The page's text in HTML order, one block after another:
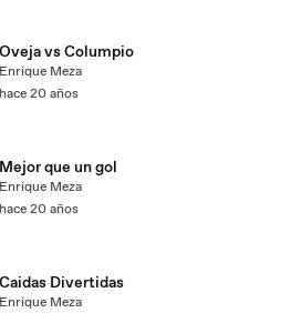
Oveja vs Columpio
Enrique Meza
hace 20 años
Mejor que un gol
Enrique Meza
hace 20 años
Caidas Divertidas
Enrique Meza